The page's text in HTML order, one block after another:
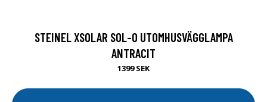
STEINEL XSOLAR SOL-O UTOMHUSVÄGGLAMPA
ANTRACIT
1399 SEK